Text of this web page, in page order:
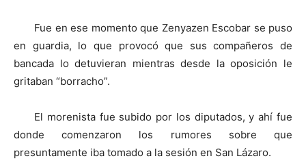
Fue en ese momento que Zenyazen Escobar se puso
en guardia, lo que provocó que sus compañeros de
bancada lo detuvieran mientras desde la oposición le
gritaban “borracho”.
El morenista fue subido por los diputados, y ahí fue
donde comenzaron los rumores sobre que
presuntamente iba tomado a la sesión en San Lázaro.